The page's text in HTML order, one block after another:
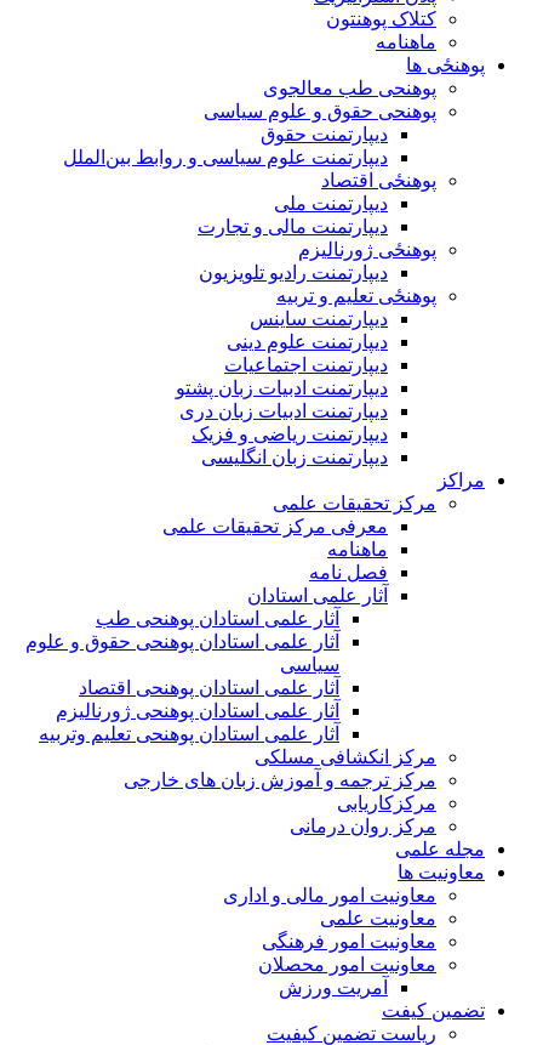
کتلاک پوهنتون
ماهنامه
پوهنځی ها
پوهنحی طب معالجوی
پوهنحی حقوق و علوم سیاسی
دیپارتمنت حقوق
دیپارتمنت علوم سیاسی و روابط بین‌الملل
پوهنځی اقتصاد
دیپارتمنت ملی
دیپارتمنت مالی و تجارت
پوهنځی ژورنالیزم
دیپارتمنت رادیو تلویزیون
پوهنځی تعلیم و تربیه
دیپارتمنت ساینس
دیپارتمنت علوم دینی
دیپارتمنت اجتماعیات
دیپارتمنت ادبیات زبان پشتو
دیپارتمنت ادبیات زبان دری
دیپارتمنت ریاضی و فزیک
دیپارتمنت زبان انگلیسی
مراکز
مرکز تحقیقات علمی
معرفی مرکز تحقیقات علمی
ماهنامه
فصل نامه
آثار علمی استادان
آثار علمی استادان پوهنحی طب
آثار علمی استادان پوهنحی حقوق و علوم
سیاسی
آثار علمی استادان پوهنحی اقتصاد
آثار علمی استادان پوهنحی ژورنالیزم
آثار علمی استادان پوهنحی تعلیم وتربیه
مرکز انکشافی مسلکی
مرکز ترجمه و آموزش زبان های خارجی
مرکزکاریابی
مرکز روان درمانی
مجله علمی
معاونیت ها
معاونیت امور مالی و اداری
معاونیت علمی
معاونیت امور فرهنگی
معاونیت امور محصلان
آمریت ورزش
تضمین کیفت
ریاست تضمین کیفیت